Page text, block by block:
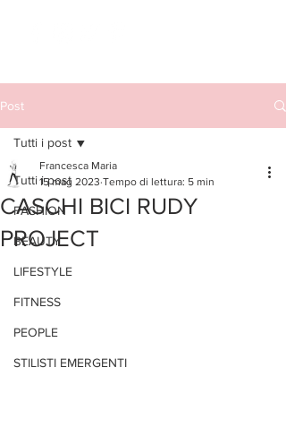
Post
Tutti i post
FASHION
BEAUTY
LIFESTYLE
FITNESS
PEOPLE
STILISTI EMERGENTI
Tutti i post
CASCHI BICI RUDY
PROJECT
Francesca Maria
15 mag 2023 Tempo di lettura: 5 min